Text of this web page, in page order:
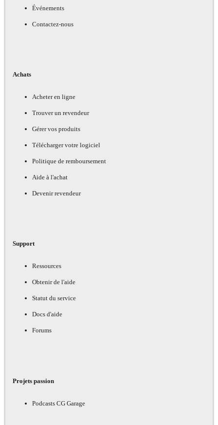
Événements
Contactez-nous
Achats
Acheter en ligne
Trouver un revendeur
Gérer vos produits
Télécharger votre logiciel
Politique de remboursement
Aide à l'achat
Devenir revendeur
Support
Ressources
Obtenir de l'aide
Statut du service
Docs d'aide
Forums
Projets passion
Podcasts CG Garage